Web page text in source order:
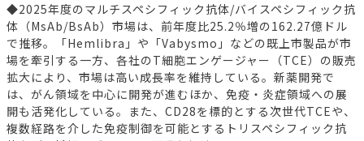
◆2025年度のマルチスペシフィック抗体/バイスペシフィック抗
体（MsAb/BsAb）市場は、前年度比25.2％増の162.27億ドル
で推移。「Hemlibra」や「Vabysmo」などの既上市製品が市
場を牽引する一方、各社のT細胞エンゲージャー（TCE）の販売
拡大により、市場は高い成長率を維持している。新薬開発で
は、がん領域を中心に開発が進むほか、免疫・炎症領域への展
開も活発化している。また、CD28を標的とする次世代TCEや、
複数経路を介した免疫制御を可能とするトリスペシフィック抗